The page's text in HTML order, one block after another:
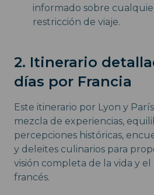
informado sobre
restricción de viaje.
2. Itinerario
días por Francia
Este itinerario por Lyon y
mezcla de experiencias,
percepciones históricas,
y deleites culinarios para
visión completa de la vida y
francés.